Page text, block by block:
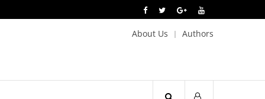
About Us Authors